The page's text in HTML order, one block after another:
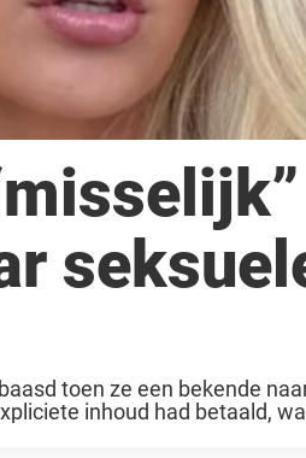
toen ze een bekende
inhoud had betaald,